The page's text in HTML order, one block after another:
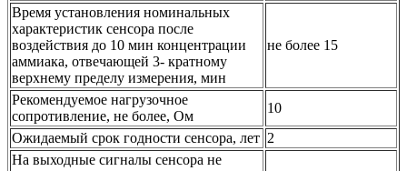
Время установления номинальных
характеристик сенсора после
воздействия до 10 мин концентрации
аммиака, отвечающей 3- кратному
верхнему пределу измерения, мин
не более 15
Рекомендуемое нагрузочное
сопротивление, не более, Ом
10
Ожидаемый срок годности сенсора, лет 2
На выходные сигналы сенсора не